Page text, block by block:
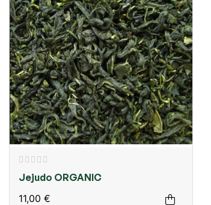
Jejudo ORGANIC
11,00 €